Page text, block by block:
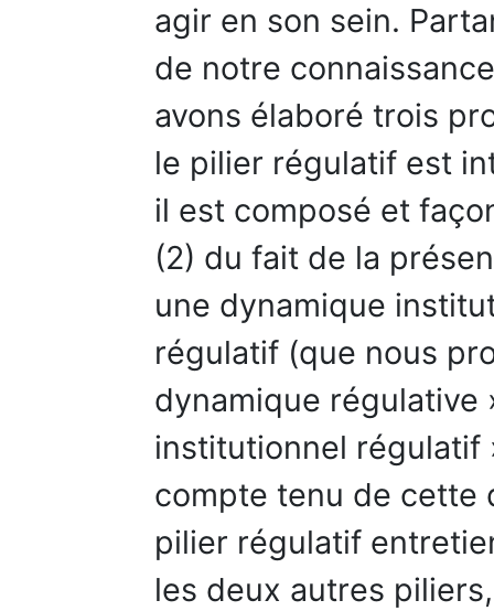
agir en son sein.
de notre
avons élaboré trois
le pilier régulatif est
il est composé et
(2) du fait de la
une dynamique
régulatif (que nous
dynamique régulative
institutionnel régulatif
compte tenu de cette
pilier régulatif
les deux autres